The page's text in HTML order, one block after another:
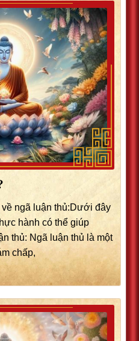
ngã luận thủ:Dưới đây
hành có thể giúp
thủ: Ngã luận thủ là một
chấp,